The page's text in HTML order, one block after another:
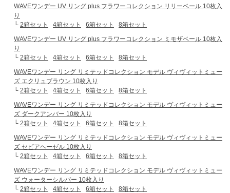
WAVEワンデー UV リング plus フラワーコレクション リリーベール 10枚入
り
└ 2箱セット 4箱セット 6箱セット
8箱セット
WAVEワンデー UV リング plus フラワーコレクション ミモザベール 10枚入
り
└ 2箱セット 4箱セット 6箱セット
8箱セット
WAVEワンデー リング リミテッドコレクション モデル ヴィヴィットミュー
ズ エクリュブラウン 10枚入り
└ 2箱セット 4箱セット 6箱セット
8箱セット
WAVEワンデー リング リミテッドコレクション モデル ヴィヴィットミュー
ズ ダークアンバー 10枚入り
└ 2箱セット 4箱セット 6箱セット
8箱セット
WAVEワンデー リング リミテッドコレクション モデル ヴィヴィットミュー
ズ セピアヘーゼル 10枚入り
└ 2箱セット 4箱セット 6箱セット
8箱セット
WAVEワンデー リング リミテッドコレクション モデル ヴィヴィットミュー
ズ ウォーターシルバー 10枚入り
└ 2箱セット 4箱セット 6箱セット
8箱セット